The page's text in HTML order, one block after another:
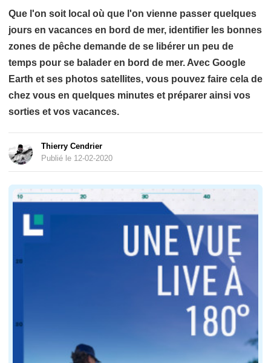
Que l'on soit local où que l'on vienne passer quelques
jours en vacances en bord de mer, identifier les bonnes
zones de pêche demande de se libérer un peu de
temps pour se balader en bord de mer. Avec Google
Earth et ses photos satellites, vous pouvez faire cela de
chez vous en quelques minutes et préparer ainsi vos
sorties et vos vacances.
Thierry Cendrier
Publié le 12-02-2020